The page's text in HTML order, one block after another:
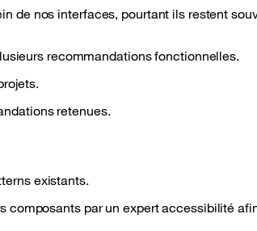
de nos interfaces, pourtant ils restent
recommandations fonctionnelles.
retenues.
existants.
composants par un expert accessibilité